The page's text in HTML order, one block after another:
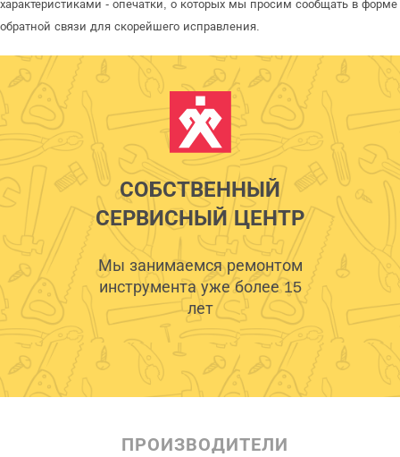
характеристиками - опечатки, о которых мы просим сообщать в форме
обратной связи для скорейшего исправления.
СОБСТВЕННЫЙ
СЕРВИСНЫЙ ЦЕНТР
Мы занимаемся ремонтом
инструмента уже более 15
лет
ПРОИЗВОДИТЕЛИ